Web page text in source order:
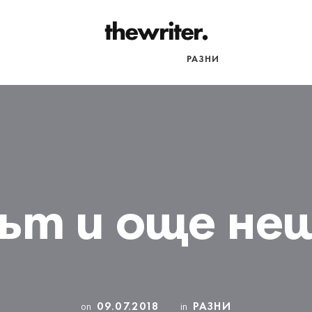
РАЗНИ
и още
on 09.07.2018 in РАЗНИ